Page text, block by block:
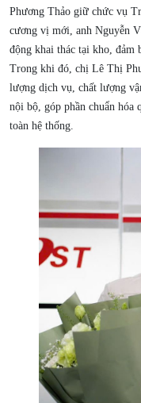
Phương Thảo giữ chức vụ
cương vị mới, anh Nguyễn
động khai thác tại kho, đảm
Trong khi đó, chị Lê Thị
lượng dịch vụ, chất lượng
nội bộ, góp phần chuẩn hóa
toàn hệ thống.